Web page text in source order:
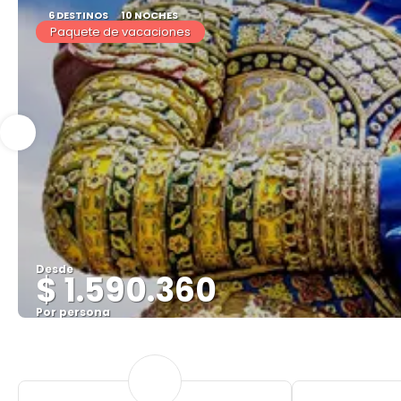
6 DESTINOS 10 NOCHES
Paquete de vacaciones
Desde
$ 1.590.360
Por persona